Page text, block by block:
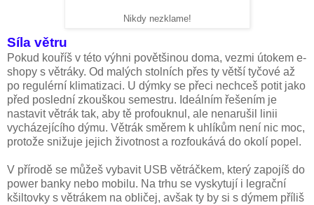
Nikdy nezklame!
Síla větru
Pokud kouříš v této výhni povětšinou doma, vezmi útokem e-
shopy s větráky. Od malých stolních přes ty větší tyčové až
po regulérní klimatizaci. U dýmky se přeci nechceš potit jako
před poslední zkouškou semestru. Ideálním řešením je
nastavit větrák tak, aby tě profouknul, ale nenarušil linii
vycházejícího dýmu. Větrák směrem k uhlíkům není nic moc,
protože snižuje jejich životnost a rozfoukává do okolí popel.
V přírodě se můžeš vybavit USB větráčkem, který zapojíš do
power banky nebo mobilu. Na trhu se vyskytují i legrační
kšiltovky s větrákem na obličej, avšak ty by si s dýmem příliš